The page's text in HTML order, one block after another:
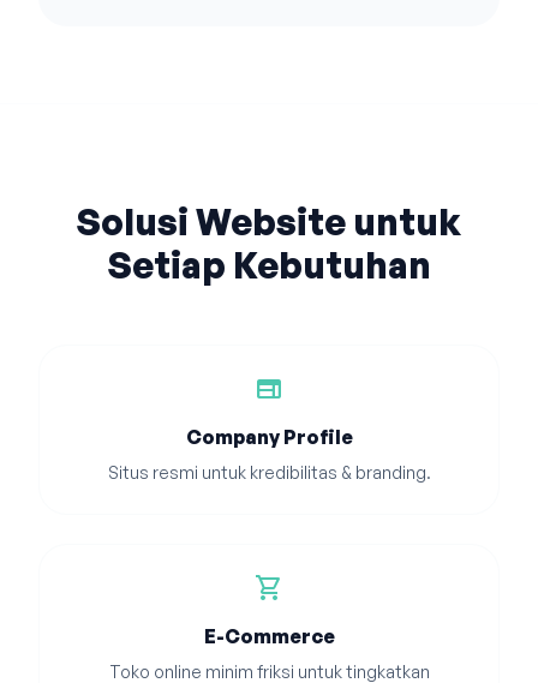
Solusi Website untuk
Setiap Kebutuhan
web
Company Profile
Situs resmi untuk kredibilitas & branding.
shopping_cart
E-Commerce
Toko online minim friksi untuk tingkatkan